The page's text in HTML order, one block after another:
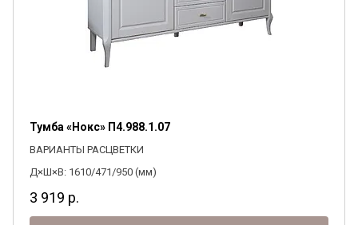
Тумба «Нокс» П4.988.1.07
ВАРИАНТЫ РАСЦВЕТКИ
Д×Ш×В: 1610/471/950 (мм)
3 919 р.